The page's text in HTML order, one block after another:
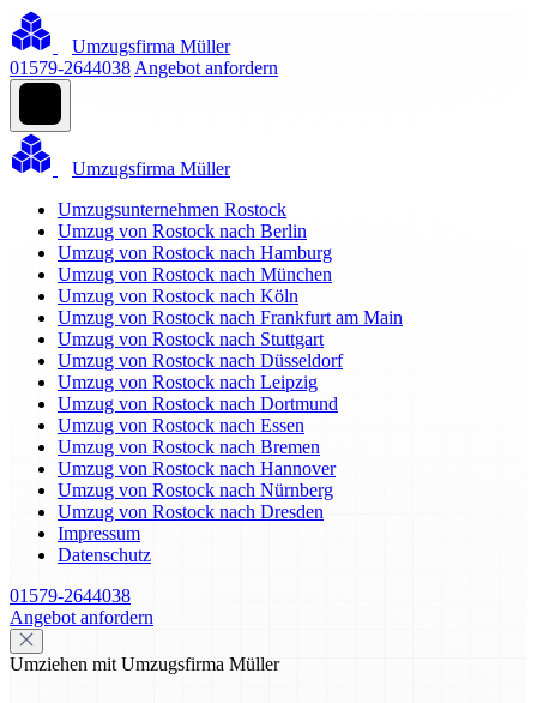
Umzugsfirma Müller
01579-2644038 Angebot anfordern
Umzugsfirma Müller
Umzugsunternehmen Rostock
Umzug von Rostock nach Berlin
Umzug von Rostock nach Hamburg
Umzug von Rostock nach München
Umzug von Rostock nach Köln
Umzug von Rostock nach Frankfurt am Main
Umzug von Rostock nach Stuttgart
Umzug von Rostock nach Düsseldorf
Umzug von Rostock nach Leipzig
Umzug von Rostock nach Dortmund
Umzug von Rostock nach Essen
Umzug von Rostock nach Bremen
Umzug von Rostock nach Hannover
Umzug von Rostock nach Nürnberg
Umzug von Rostock nach Dresden
Impressum
Datenschutz
01579-2644038
Angebot anfordern
Umziehen mit Umzugsfirma Müller